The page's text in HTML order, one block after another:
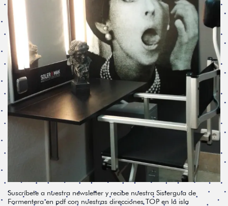
Suscríbete a nuestra newsletter y recibe nuestra Sisterguía de
Formentera en pdf con nuestras direcciones TOP en la isla